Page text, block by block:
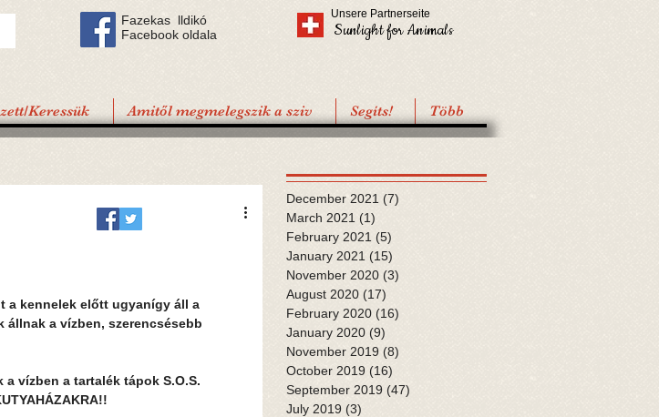
Fazekas lldikó
Facebook oldala
Unsere Partnerseite
Sunlight for Animals
Keressük Amitől megmelegszik a sziv Segíts! Több
a kennelek előtt ugyanígy áll a
a vízben, szerencsésebb
vízben a tartalék tápok S.O.S.
December 2021 (7)
March 2021 (1)
February 2021 (5)
January 2021 (15)
November 2020 (3)
August 2020 (17)
February 2020 (16)
January 2020 (9)
November 2019 (8)
October 2019 (16)
September 2019 (47)
July 2019 (3)